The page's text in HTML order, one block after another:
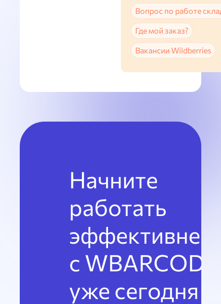
Вопрос по работе
Где мой заказ?
Вакансии Wildberries
Начните
работать
эффективнее
с WBARCODE
уже сегодня